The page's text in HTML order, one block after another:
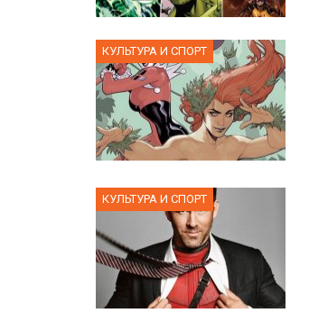
КУЛЬТУРА И СПОРТ
КУЛЬТУРА И СПОРТ